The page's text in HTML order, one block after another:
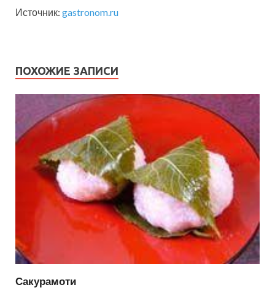
Источник: gastronom.ru
ПОХОЖИЕ ЗАПИСИ
Сакурамоти